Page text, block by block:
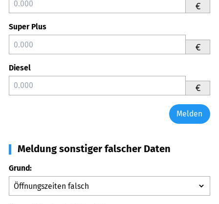
€
Super Plus
€
Diesel
€
Melden
Meldung sonstiger falscher Daten
Grund: